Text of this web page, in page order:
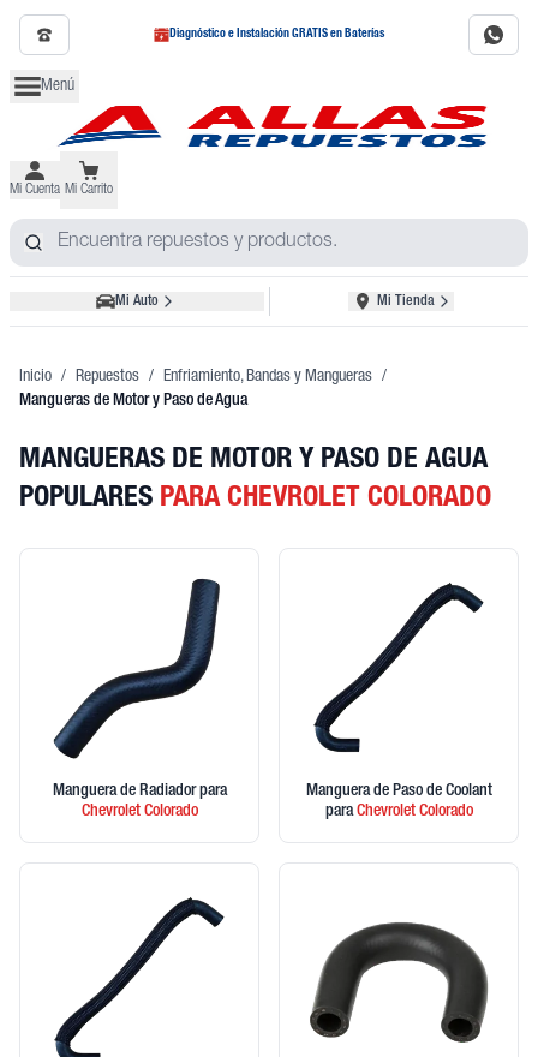
Diagnóstico e Instalación GRATIS en Baterías
Menú
Mi Cuenta Mi Carrito
Mi Auto Mi Tienda
Inicio / Repuestos / Enfriamiento, Bandas y Mangueras /
Mangueras de Motor y Paso de Agua
MANGUERAS DE MOTOR Y PASO DE AGUA
POPULARES PARA CHEVROLET COLORADO
Manguera de Radiador para
ChevroletColorado
Manguera de Paso de Coolant
paraChevroletColorado